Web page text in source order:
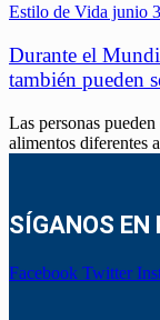
Estilo de Vida junio
Durante el
también pueden
Las personas
alimentos diferentes
SÍGANOS EN
Facebook Twitter